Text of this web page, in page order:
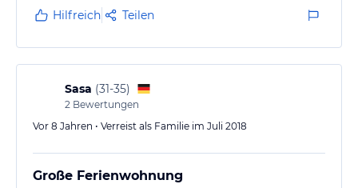
Hilfreich Teilen
Sasa (31-35)
2 Bewertungen
Vor 8 Jahren • Verreist als Familie im Juli 2018
Große Ferienwohnung